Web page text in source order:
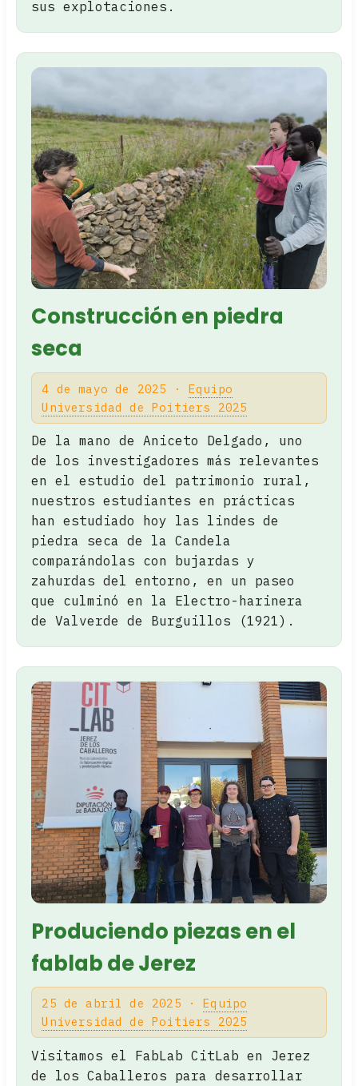
sus explotaciones.
Construcción en piedra
seca
4 de mayo de 2025 · Equipo
Universidad de Poitiers 2025
De la mano de Aniceto Delgado, uno
de los investigadores más relevantes
en el estudio del patrimonio rural,
nuestros estudiantes en prácticas
han estudiado hoy las lindes de
piedra seca de la Candela
comparándolas con bujardas y
zahurdas del entorno, en un paseo
que culminó en la Electro-harinera
de Valverde de Burguillos (1921).
Produciendo piezas en el
fablab de Jerez
25 de abril de 2025 ·Equipo
Universidad de Poitiers 2025
Visitamos el FabLab CitLab en Jerez
de los Caballeros para desarrollar